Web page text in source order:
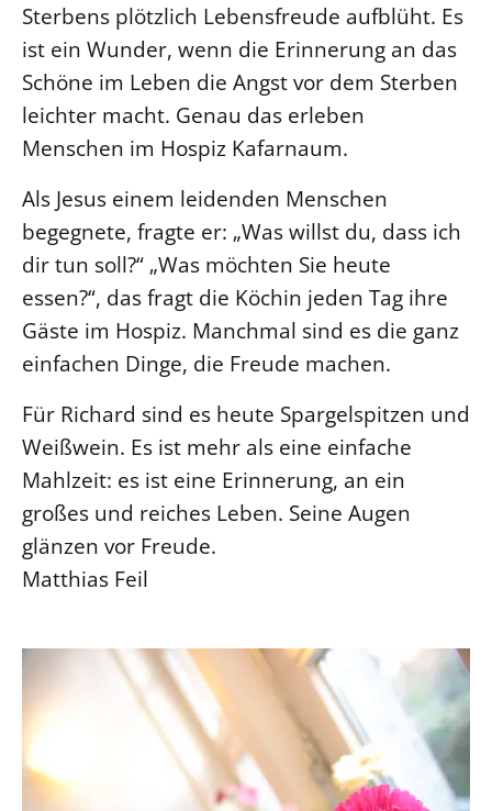
Sterbens plötzlich Lebensfreude aufblüht. Es
ist ein Wunder, wenn die Erinnerung an das
Schöne im Leben die Angst vor dem Sterben
leichter macht. Genau das erleben
Menschen im Hospiz Kafarnaum.
Als Jesus einem leidenden Menschen
begegnete, fragte er: „Was willst du, dass ich
dir tun soll?“ „Was möchten Sie heute
essen?“, das fragt die Köchin jeden Tag ihre
Gäste im Hospiz. Manchmal sind es die ganz
einfachen Dinge, die Freude machen.
Für Richard sind es heute Spargelspitzen und
Weißwein. Es ist mehr als eine einfache
Mahlzeit: es ist eine Erinnerung, an ein
großes und reiches Leben. Seine Augen
glänzen vor Freude.
Matthias Feil
Corporate Design
Interventionsplan
Jahresgespräche
Kantine Speiseplan
Kirchliche Verwaltung
Klimaschutzgesetz
Kunstreferat
NKVK
Öffentlichkeitsarbeit
Projektmanagement
Recht
Terminstundenplaner